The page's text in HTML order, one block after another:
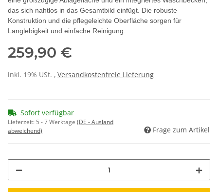
das sich nahtlos in das Gesamtbild einfügt. Die robuste
Konstruktion und die pflegeleichte Oberfläche sorgen für
Langlebigkeit und einfache Reinigung.
259,90 €
inkl. 19% USt. , Versandkostenfreie Lieferung
Sofort verfügbar
Lieferzeit: 5 - 7 Werktage (DE - Ausland
abweichend)
Frage zum Artikel